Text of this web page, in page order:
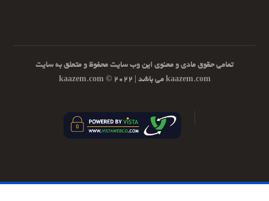
تمامی حقوق مادی و معنوی این وب سایت محفوظ و متعلق به سایت
kaazem.com می باشد | ۲۰۲۲ © kaazem.com